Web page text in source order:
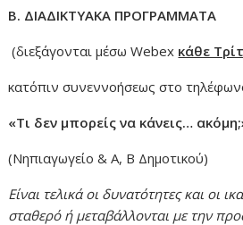
Β. ΔΙΑΔΙΚΤΥΑΚΑ ΠΡΟΓΡΑΜΜΑΤΑ
(διεξάγονται μέσω Webex κάθε
κατόπιν συνεννοήσεως στο
«Τι δεν μπορείς να κάνεις…
(Νηπιαγωγείο & Α, Β Δημοτικού)
Είναι τελικά οι δυνατότητες και οι
σταθερό ή μεταβάλλονται με την